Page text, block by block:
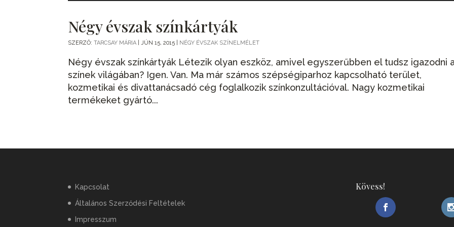
Négy évszak színkártyák
SZERZŐ:TARCSAY MÁRIA |JÚN 15, 2015 NÉGY ÉVSZAK SZÍNELMÉLET
Négy évszak színkártyák Létezik olyan eszköz, amivel egyszerűbben el tudsz igazodni
színek világában? Igen. Van. Ma már számos szépségiparhoz kapcsolható terület,
kozmetikai és divattanácsadó cég foglalkozik színkonzultációval. Nagy kozmetikai
termékeket gyártó...
Kapcsolat
Általános Szerződési Feltételek
Impresszum
Kövess!